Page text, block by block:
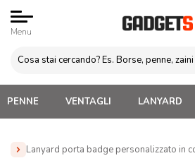
Menu
PENNE VENTAGLI LANYARD
Lanyard porta badge personalizzato in